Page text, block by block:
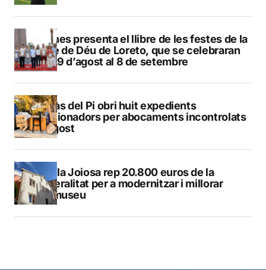
Duanes presenta el llibre de les festes de la
Mare de Déu de Loreto, que se celebraran
del 29 d’agost al 8 de setembre
L’Alfàs del Pi obri huit expedients
sancionadors per abocaments incontrolats
a l’agost
La Vila Joiosa rep 20.800 euros de la
Generalitat per a modernitzar i millorar
Vilamuseu